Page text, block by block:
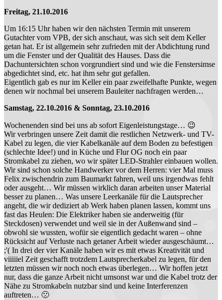
Freitag, 21.10.2016
Um 16:15 Uhr haben wir den nächsten Termin mit unserem
Gutachter vom VPB, der sich anschaut, was sich seit dem Keller
getan hat. Er ist allgemein sehr zufrieden mit der Abdichtung rund
um die Fenster und der Qualität des Hauses. Dass die
Dachuntersichten schon vorgrundiert sind und wie die Fenstersimse
abgedichtet sind, etc. hat ihm sehr gut gefallen.
Eigentlich gab es nur im Keller ein paar zweifelhafte Punkte, wegen
denen wir nochmal bei unserem Bauleiter nachfragen werden…
Samstag, 22.10.2016 & Sonntag, 23.10.2016
Wochenenden sind bei uns ab sofort Eigenleistungstage… 😉
Wir verbringen unsere Zeit damit die restlichen Netzwerk- und TV-
Kabel zu legen, die vier Kabelkanäle auf dem Boden zu befestigen
(schlechte Idee!) und in Küche und Flur OG noch ein paar
Stromkabel zu ziehen, wo wir später LED-Strahler einbauen wollen.
Wir sind schon solche Handwerker vor dem Herren: vier Mal muss
Felix zwischendrin zum Baumarkt fahren, weil uns irgendwas fehlt
oder ausgeht… Wir müssen wirklich daran arbeiten unser Material
besser zu planen… Was unsere Leerkanäle für die Lautsprecher
angeht, die wir dediziert ab Werk haben planen lassen, kommt uns
fast das Heulen: Die Elektriker haben sie anderweitig (für
Steckdosen) verwendet und weil sie in der Außenwand sind –
obwohl sie wussten, wofür sie eigentlich gedacht waren – ohne
Rücksicht auf Verluste nach getaner Arbeit wieder ausgeschäumt…
;'( In drei der vier Kanäle haben wir es mit etwas Kreativität und
viiiiiel Zeit geschafft trotzdem Lautsprecherkabel zu legen, für den
letzten müssen wir noch noch etwas überlegen… Wir hoffen jetzt
nur, dass die ganze Arbeit nicht umsonst war und die Kabel trotz der
Nähe zu Stromkabeln nutzbar sind und keine Interferenzen
auftreten… 🙁